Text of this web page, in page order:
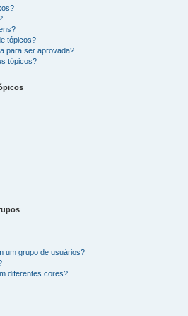
tópicos?
para ser aprovada?
tópicos?
um grupo de usuários?
diferentes cores?